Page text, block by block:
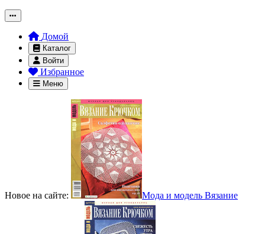
Домой
Каталог
Войти
Избранное
Меню
Новое на сайте: Мода и модель Вязание